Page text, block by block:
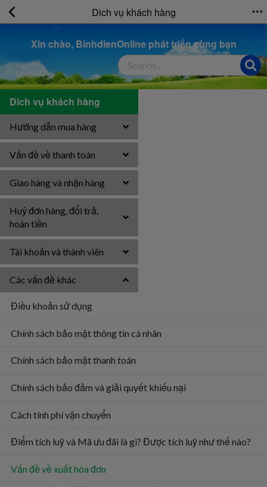
Dich vụ khách hàng
Xin chào, BinhdienOnline phát triển cùng bạn
Dich vụ khách hàng
Hướng dẫn mua hàng
Vấn đề về thanh toán
Giao hàng và nhận hàng
Huỷ đơn hàng, đổi trả,
hoàn tiền
Tài khoản và thành viên
Các vấn đề khác
Điều khoản sử dụng
Chính sách bảo mật thông tin cá nhân
Chính sách bảo mật thanh toán
Chính sách bảo đảm và giải quyết khiếu nại
Cách tính phí vận chuyển
Điểm tích luỹ và Mã ưu đãi là gì? Được tích luỹ như thế nào?
Vấn đề về xuất hóa đơn